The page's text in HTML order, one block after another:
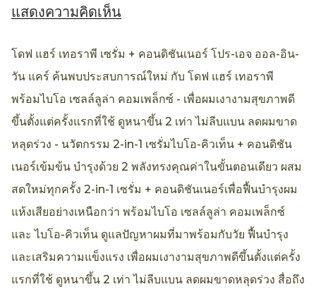
การ
คะแนน
product
นี้
แสดงความคิดเห็น
โดฟ แฮร์ เทอราพี เซรั่ม + คอนดิชันเนอร์ โปร-เอจ ออล-อิน-
วัน แคร์ ค้นพบประสบการณ์ใหม่ กับ โดฟ แฮร์ เทอราพี
พร้อมไบโอ เซลล์ลูล่า คอมเพล็กซ์ - เพื่อผมเงางามสุขภาพดี
ขึ้นตั้งแต่ครั้งแรกที่ใช้ ดูหนาขึ้น 2 เท่า ไม่ลีบแบน ลดผมขาด
หลุดร่วง - นวัตกรรม 2-in-1 เซรั่มไบโอ-คิวเท็น + คอนดิชัน
เนอร์เข้มข้น บำรุงด้วย 2 พลังทรงคุณค่าในขั้นตอนเดียว ผสม
สดใหม่ทุกครั้ง 2-in-1 เซรั่ม + คอนดิชันเนอร์เพื่อฟื้นบำรุงผม
แห้งเสียอย่างเหนือกว่า พร้อมไบโอ เซลล์ลูล่า คอมเพล็กซ์
และ ไบโอ-คิวเท็น ดูแลปัญหาผมที่มาพร้อมกับวัย ฟื้นบำรุง
และเสริมความแข็งแรง เพื่อผมเงางามสุขภาพดีขึ้นตั้งแต่ครั้ง
แรกที่ใช้ ดูหนาขึ้น 2 เท่า ไม่ลีบแบน ลดผมขาดหลุดร่วง สื่อถึง